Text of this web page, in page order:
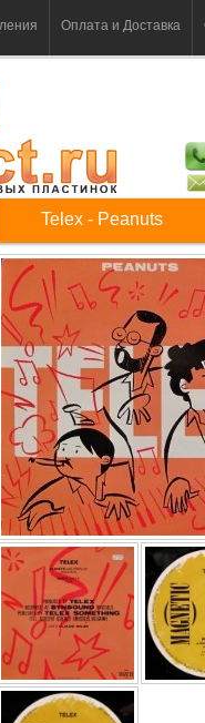
Оплата и Доставка
Telex - Peanuts